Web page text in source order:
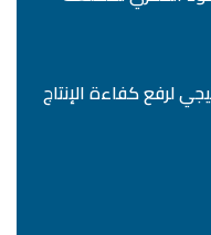
لرفع كفاءة الإنتاج